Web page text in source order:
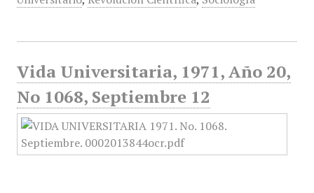
Vida Universitaria, 1971, Año 20,
No 1068, Septiembre 12